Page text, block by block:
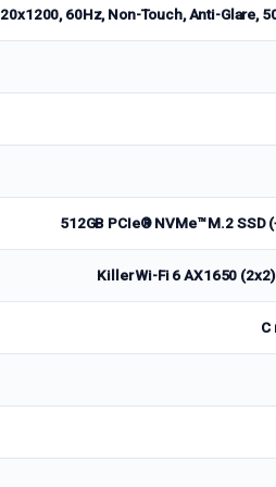
60Hz, Non-Touch, Anti-Glare,
512GB PCIe® NVMe™ M.2 SSD
Killer Wi-Fi 6 AX1650
С